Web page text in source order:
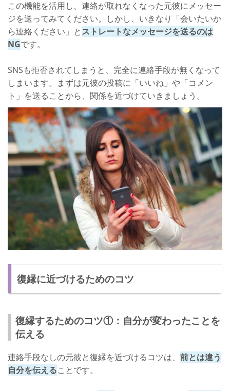
この機能を活用し、連絡が取れなくなった元彼にメッセー
ジを送ってみてください。しかし、いきなり「会いたいか
ら連絡ください」とストレートなメッセージを送るのは
NGです。
SNSも拒否されてしまうと、完全に連絡手段が無くなって
しまいます。まずは元彼の投稿に「いいね」や「コメン
ト」を送ることから、関係を近づけていきましょう。
復縁に近づけるためのコツ
復縁するためのコツ①：自分が変わったことを
伝える
連絡手段なしの元彼と復縁を近づけるコツは、 前とは違う
自分を伝えることです。